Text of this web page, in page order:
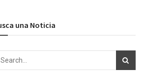
una Noticia